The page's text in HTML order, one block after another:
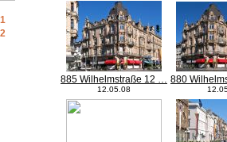
885 Wilhelmstraße 12 …
12.05.08
880